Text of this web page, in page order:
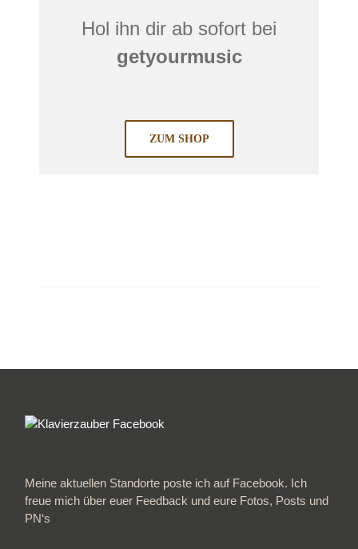
Hol ihn dir ab sofort bei
getyourmusic
ZUM SHOP
Meine aktuellen Standorte poste ich auf Facebook. Ich
freue mich über euer Feedback und eure Fotos, Posts und
PN‘s